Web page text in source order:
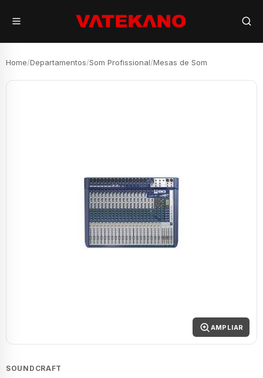
Home/Departamentos/Som Profissional/Mesas de Som
AMPLIAR
SOUNDCRAFT